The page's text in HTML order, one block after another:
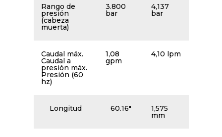
Rango de
presión
(cabeza
muerta)
3.800
bar
4,137
bar
Caudal máx.
Caudal a
presión máx.
Presión (60
hz)
1,08
gpm
4,10 lpm
Longitud 60.16″ 1,575
mm